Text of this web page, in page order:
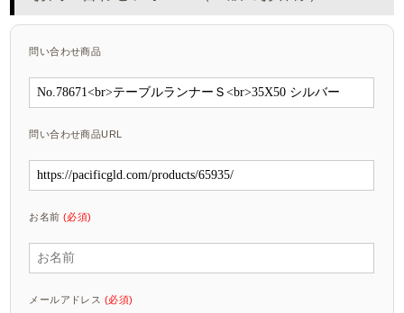
問い合わせ商品
問い合わせ商品URL
お名前 (必須)
メールアドレス (必須)